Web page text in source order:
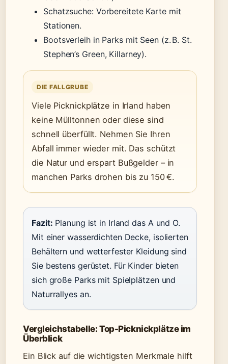
Schatzsuche: Vorbereitete Karte mit
Stationen.
Bootsverleih in Parks mit Seen (z. B. St.
Stephen’s Green, Killarney).
DIE FALLGRUBE
Viele Picknickplätze in Irland haben
keine Mülltonnen oder diese sind
schnell überfüllt. Nehmen Sie Ihren
Abfall immer wieder mit. Das schützt
die Natur und erspart Bußgelder – in
manchen Parks drohen bis zu 150 €.
Fazit: Planung ist in Irland das A und O.
Mit einer wasserdichten Decke, isolierten
Behältern und wetterfester Kleidung sind
Sie bestens gerüstet. Für Kinder bieten
sich große Parks mit Spielplätzen und
Naturrallyes an.
Vergleichstabelle: Top-Picknickplätze im
Überblick
Ein Blick auf die wichtigsten Merkmale hilft